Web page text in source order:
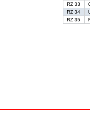
RZ 33
RZ 34
RZ 35